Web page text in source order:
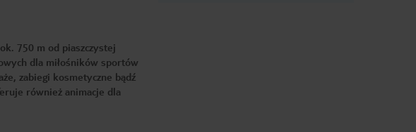
750 m od piaszczystej
dla miłośników sportów
zabiegi kosmetyczne bądź
również animacje dla